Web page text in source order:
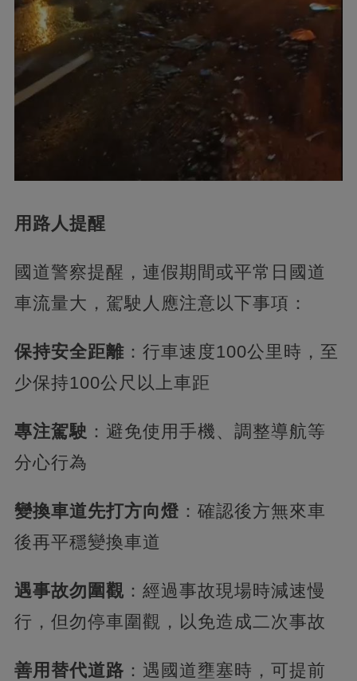
用路人提醒
國道警察提醒，連假期間或平常日國道
車流量大，駕駛人應注意以下事項：
保持安全距離：行車速度100公里時，至
少保持100公尺以上車距
專注駕駛 ：避免使用手機、調整導航等
分心行為
變換車道先打方向燈 ：確認後方無來車
後再平穩變換車道
遇事故勿圍觀 ：經過事故現場時減速慢
行，但勿停車圍觀，以免造成二次事故
善用替代道路 ：遇國道壅塞時，可提前